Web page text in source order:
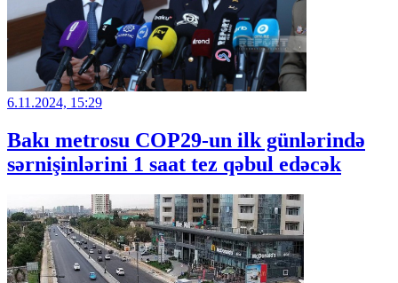
6.11.2024, 15:29
Bakı metrosu COP29-un ilk günlərində
sərnişinlərini 1 saat tez qəbul edəcək